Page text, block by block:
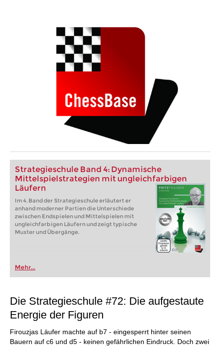
Strategieschule Band 4: Dynamische
Mittelspielstrategien mit ungleichfarbigen
Läufern
Im 4. Band der Strategieschule erläutert er
anhand moderner Partien die Unterschiede
zwischen Endspielen und Mittelspielen mit
ungleichfarbigen Läufern und zeigt typische
Muster und Übergänge.
Mehr...
Die Strategieschule #72: Die aufgestaute
Energie der Figuren
Firouzjas Läufer machte auf b7 - eingesperrt hinter seinen
Bauern auf c6 und d5 - keinen gefährlichen Eindruck. Doch zwei